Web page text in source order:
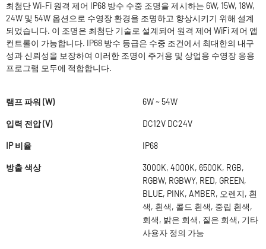
최첨단 Wi-Fi 원격 제어 IP68 방수 수중 조명을 제시하는 6W, 15W, 18W,
24W 및 54W 옵션으로 수영장 환경을 조명하고 향상시키기 위해 설계
되었습니다. 이 조명은 최첨단 기술로 설계되어 원격 제어 WiFi 제어 앱
컨트롤이 가능합니다. IP68 방수 등급은 수중 조건에서 최대한의 내구
성과 신뢰성을 보장하여 이러한 조명이 주거용 및 상업용 수영장 응용
프로그램 모두에 적합합니다.
램프 파워 (W) 6W ~ 54W
입력 전압 (V) DC12V DC24V
IP 비율 IP68
방출 색상
3000K, 4000K, 6500K, RGB,
RGBW, RGBWY, RED, GREEN,
BLUE, PINK, AMBER, 오렌지, 흰
색, 흰색, 콜드 흰색, 중립 흰색,
회색, 밝은 회색, 짙은 회색, 기타
사용자 정의 가능